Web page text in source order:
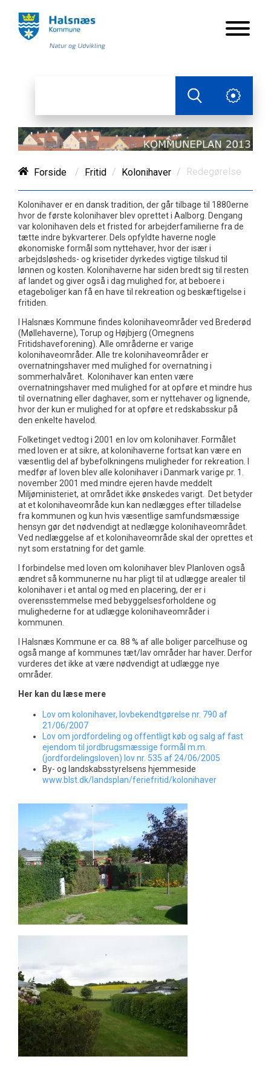
Forside / Fritid / Kolonihaver / Redegørelse
Kolonihaver er en dansk tradition, der går tilbage til 1880erne
hvor de første kolonihaver blev oprettet i Aalborg. Dengang
var kolonihaven dels et fristed for arbejderfamilierne fra de
tætte indre bykvarterer. Dels opfyldte haverne nogle
økonomiske formål som nyttehaver, hvor der især i
arbejdsløsheds- og krisetider dyrkedes vigtige tilskud til
lønnen og kosten. Kolonihaverne har siden bredt sig til resten
af landet og giver også i dag mulighed for, at beboere i
etageboliger kan få en have til rekreation og beskæftigelse i
fritiden.
I Halsnæs Kommune findes kolonihaveområder ved Brederød
(Møllehaverne), Torup og Højbjerg (Omegnens
Fritidshaveforening). Alle områderne er varige
kolonihaveområder. Alle tre kolonihaveområder er
overnatningshaver med mulighed for overnatning i
sommerhalvåret. Kolonihaver kan enten være
overnatningshaver med mulighed for at opføre et mindre hus
til overnatning eller daghaver, som er nyttehaver og lignende,
hvor der kun er mulighed for at opføre et redskabsskur på
den enkelte havelod.
Folketinget vedtog i 2001 en lov om kolonihaver. Formålet
med loven er at sikre, at kolonihaverne fortsat kan være en
væsentlig del af bybefolkningens muligheder for rekreation. I
medfør af loven blev alle kolonihaver i Danmark varige pr. 1.
november 2001 med mindre ejeren havde meddelt
Miljøministeriet, at området ikke ønskedes varigt. Det betyder
at et kolonihaveområde kun kan nedlægges efter tilladelse
fra kommunen og kun hvis væsentlige samfundsmæssige
hensyn gør det nødvendigt at nedlægge kolonihaveområdet.
Ved nedlæggelse af et kolonihaveområde skal der oprettes et
nyt som erstatning for det gamle.
I forbindelse med loven om kolonihaver blev Planloven også
ændret så kommunerne nu har pligt til at udlægge arealer til
kolonihaver i et antal og med en placering, der er i
overensstemmelse med bebyggelsesforholdene og
mulighederne for at udlægge kolonihaveområder i
kommunen.
I Halsnæs Kommune er ca. 88 % af alle boliger parcelhuse og
også mange af kommunes tæt/lav områder har haver. Derfor
vurderes det ikke at være nødvendigt at udlægge nye
områder.
Her kan du læse mere
Lov om kolonihaver, lovbekendtgørelse nr. 790 af
21/06/2007
Lov om jordfordeling og offentligt køb og salg af fast
ejendom til jordbrugsmæssige formål m.m.
(jordfordelingsloven) lovnr. 535 af 24/06/2005
By- og landskabsstyrelsens hjemmeside
www.blst.dk/landsplan/feriefritid/kolonihaver